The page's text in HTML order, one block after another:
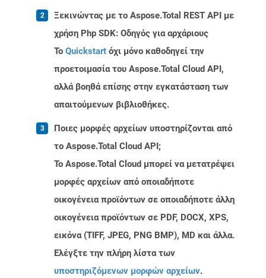
Ξεκινώντας με το Aspose.Total REST API με
χρήση Php SDK: Οδηγός για αρχάριους
Το Quickstart όχι μόνο καθοδηγεί την
προετοιμασία του Aspose.Total Cloud API,
αλλά βοηθά επίσης στην εγκατάσταση των
απαιτούμενων βιβλιοθήκες.
Ποιες μορφές αρχείων υποστηρίζονται από
το Aspose.Total Cloud API;
Το Aspose.Total Cloud μπορεί να μετατρέψει
μορφές αρχείων από οποιαδήποτε
οικογένεια προϊόντων σε οποιαδήποτε άλλη
οικογένεια προϊόντων σε PDF, DOCX, XPS,
εικόνα (TIFF, JPEG, PNG BMP), MD και άλλα.
Ελέγξτε την πλήρη λίστα των
υποστηριζόμενων μορφών αρχείων.